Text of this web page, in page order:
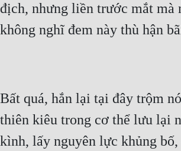
Cung Đấu
Cạnh Kỹ
địch, nhưng liền trước mắt mà
không nghĩ đem này thù hận
Bất quá, hắn lại tại đây trộm
thiên kiêu trong cơ thể lưu lại
kình, lấy nguyên lực khủng bố,